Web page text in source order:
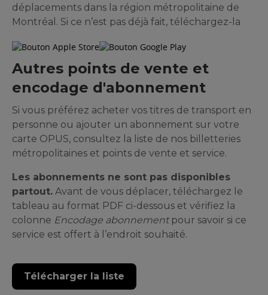
déplacements dans la région métropolitaine de
Montréal. Si ce n’est pas déjà fait, téléchargez-la
Autres points de vente et
encodage d'abonnement
Si vous préférez acheter vos titres de transport en
personne ou ajouter un abonnement sur votre
carte OPUS, consultez la liste de nos billetteries
métropolitaines et points de vente et service.
Les abonnements ne sont pas disponibles
partout. Avant de vous déplacer, téléchargez le
tableau au format PDF ci-dessous et vérifiez la
colonne Encodage abonnementpour savoir si ce
service est offert à l’endroit souhaité.
Télécharger la liste